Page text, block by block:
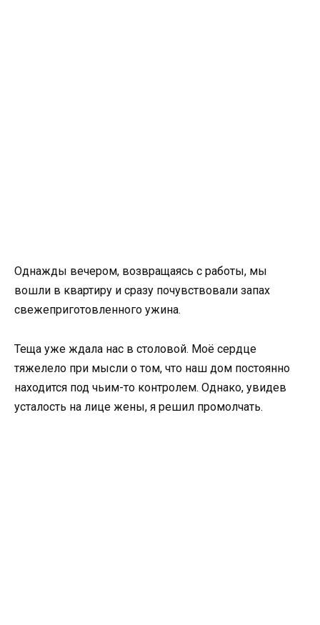
Однажды вечером, возвращаясь с работы, мы
вошли в квартиру и сразу почувствовали запах
свежеприготовленного ужина.
Теща уже ждала нас в столовой. Моё сердце
тяжелело при мысли о том, что наш дом постоянно
находится под чьим-то контролем. Однако, увидев
усталость на лице жены, я решил промолчать.